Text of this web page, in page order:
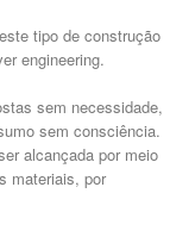
tipo de construção
engineering.
sem necessidade,
sem consciência.
alcançada por meio
materiais, por